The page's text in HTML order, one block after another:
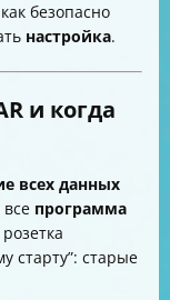
безопасно
настройка.
и когда
всех данных
все программа
старту”: старые